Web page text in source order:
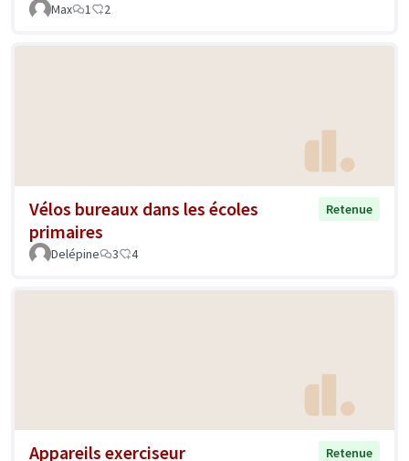
Max 1 2
Vélos bureaux dans les écoles
primaires
Retenue
Delépine 3 4
Appareils exerciseur
Retenue